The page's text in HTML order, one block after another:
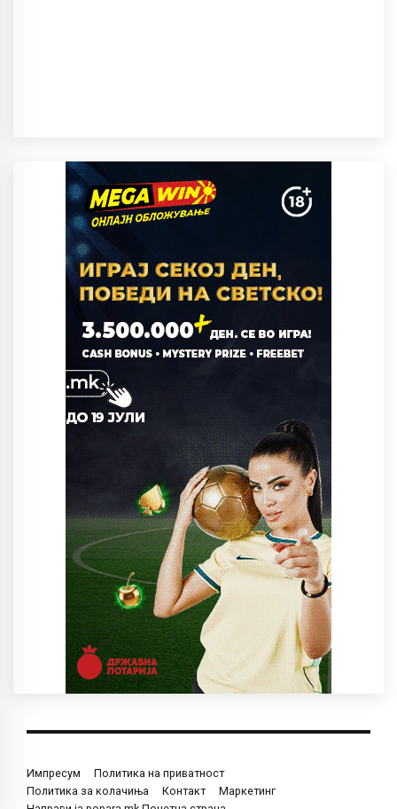
Импресум
Политика на приватност
Политика за колачиња
Контакт
Маркетинг